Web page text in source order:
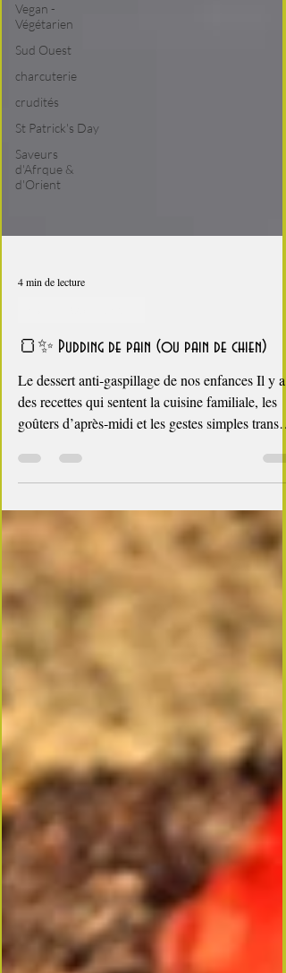
Vegan -
Végétarien
Sud Ouest
charcuterie
crudités
St Patrick's Day
Saveurs
d'Afrque &
d'Orient
fête des Grand mères
🍞✨ Pudding de pain (ou pain de chien)
Le dessert anti‑gaspillage de nos enfances Il y a
goûters d’après‑midi et les gestes simples
sans jamais être écrits. Le pudding de pain — ou
d’où était originaire ma maman — fait partie de
ces douceurs modestes mais profondément
réconfortantes. À une époque où l’on ne jetait
rien, surtout pas le pain, ce dessert permettait de
transformer les restes en un gâteau moelleux